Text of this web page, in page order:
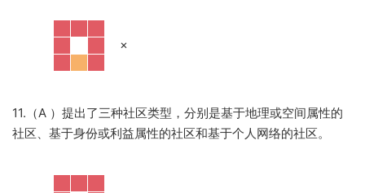
×
11.（A ）提出了三种社区类型，分别是基于地理或空间属性的
社区、基于身份或利益属性的社区和基于个人网络的社区。